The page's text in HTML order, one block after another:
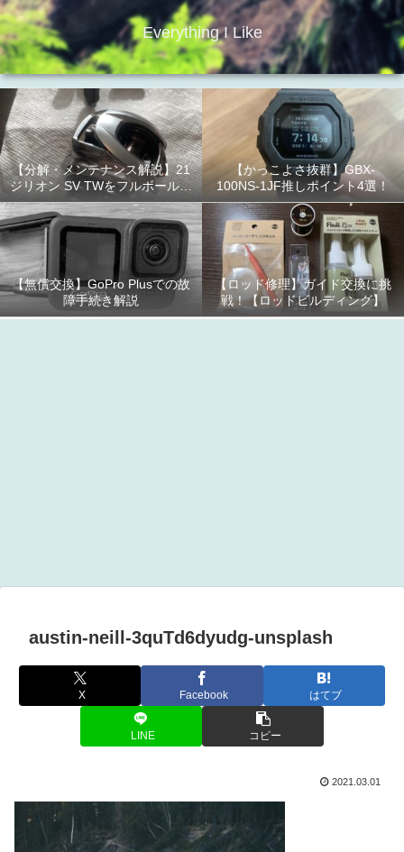
Everything I Like
【分解・メンテナンス解説】21
ジリオン SV TWをフルボールベ
アリング化！
【かっこよさ抜群】GBX-
100NS-1JF推しポイント4選！
【無償交換】GoPro Plusでの故
障手続き解説
【ロッド修理】ガイド交換に挑
戦！【ロッドビルディング】
austin-neill-3quTd6dyudg-unsplash
X Facebook はてブ
LINE コピー
2021.03.01